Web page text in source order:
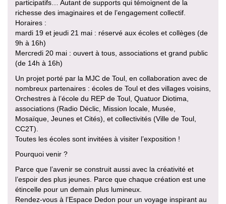
participatifs… Autant de supports qui témoignent de la
richesse des imaginaires et de l’engagement collectif.
Horaires :
mardi 19 et jeudi 21 mai : réservé aux écoles et collèges (de
9h à 16h)
Mercredi 20 mai : ouvert à tous, associations et grand public
(de 14h à 16h)
Un projet porté par la MJC de Toul, en collaboration avec de
nombreux partenaires : écoles de Toul et des villages voisins,
Orchestres à l’école du REP de Toul, Quatuor Diotima,
associations (Radio Déclic, Mission locale, Musée,
Mosaïque, Jeunes et Cités), et collectivités (Ville de Toul,
CC2T).
Toutes les écoles sont invitées à visiter l’exposition !
Pourquoi venir ?
Parce que l’avenir se construit aussi avec la créativité et
l’espoir des plus jeunes. Parce que chaque création est une
étincelle pour un demain plus lumineux.
Rendez-vous à l’Espace Dedon pour un voyage inspirant au